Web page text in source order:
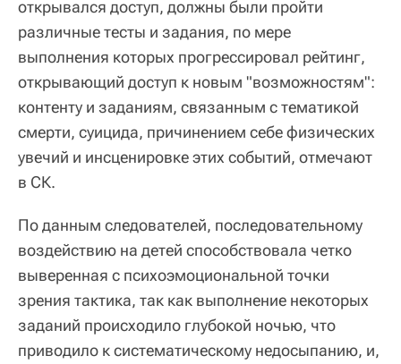
открывался доступ, должны были пройти
различные тесты и задания, по мере
выполнения которых прогрессировал рейтинг,
открывающий доступ к новым "возможностям":
контенту и заданиям, связанным с тематикой
смерти, суицида, причинением себе физических
увечий и инсценировке этих событий, отмечают
в СК.
По данным следователей, последовательному
воздействию на детей способствовала четко
выверенная с психоэмоциональной точки
зрения тактика, так как выполнение некоторых
заданий происходило глубокой ночью, что
приводило к систематическому недосыпанию, и,